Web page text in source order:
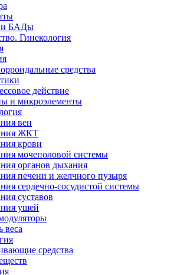
и БАДы
Гинекология
средства
действие
и микроэлементы
вен
ЖКТ
крови
мочеполовой системы
органов дыхания
печени и желчного пузыря
сердечно-сосудистой системы
суставов
ушей
веса
средства